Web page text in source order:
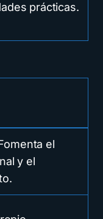
prácticas.
el
y el